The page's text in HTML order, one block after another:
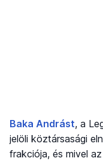
Baka Andrást, a
jelöli köztársasági
frakciója, és mivel